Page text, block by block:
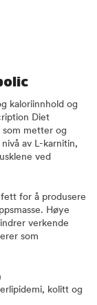
kaloriinnhold og
Diet
metter og
av L-karnitin,
ved
for å produsere
Høye
verkende
som
kolitt og